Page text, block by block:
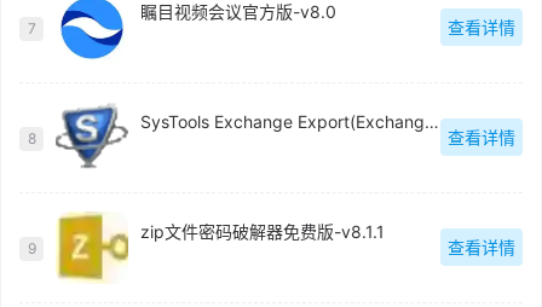
7
瞩目视频会议官方版-v8.0
查看详情
8
SysTools Exchange Export(Exchange电子邮件迁移工具)官方版-v5.0
查看详情
9
zip文件密码破解器免费版-v8.1.1
查看详情